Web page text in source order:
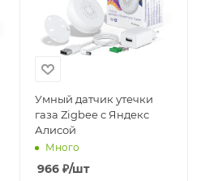
Умный датчик утечки
газа Zigbee с Яндекс
Алисой
Много
966₽/шт